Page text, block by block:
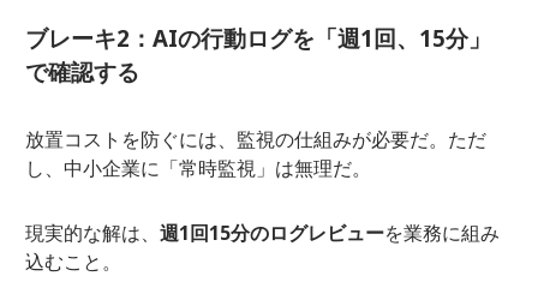
ブレーキ2：AIの行動ログを「週1回、15分」
で確認する
放置コストを防ぐには、監視の仕組みが必要だ。ただ
し、中小企業に「常時監視」は無理だ。
現実的な解は、 週1回15分のログレビューを業務に組み
込むこと。